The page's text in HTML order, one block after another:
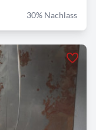
30% Nachlass